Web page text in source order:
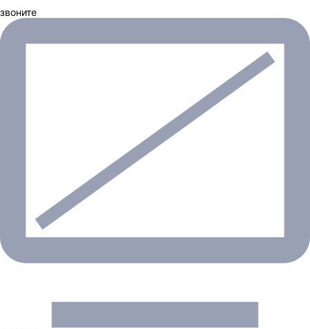
звоните